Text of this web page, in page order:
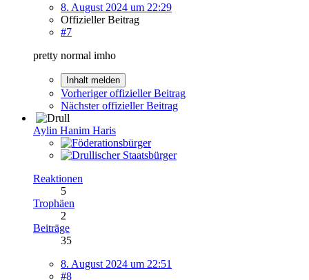
8. August 2024 um 22:29
Offizieller Beitrag
#7
pretty normal imho
Inhalt melden
Vorheriger offizieller Beitrag
Nächster offizieller Beitrag
Aylin Hanim Haris
Reaktionen
5
Trophäen
2
Beiträge
35
8. August 2024 um 22:51
#8